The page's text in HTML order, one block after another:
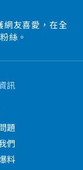
網友喜愛，在全
絲。
訊
題
們
料